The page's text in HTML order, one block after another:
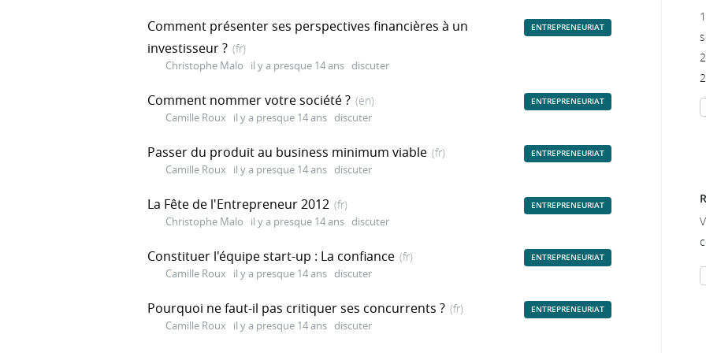
Comment présenter ses perspectives financières à un
investisseur ? (fr)
Christophe Malo il y a presque 14 ans discuter
ENTREPRENEURIAT
Comment nommer votre société ? (en)
Camille Roux il y a presque 14 ans discuter
ENTREPRENEURIAT
Passer du produit au business minimum viable (fr)
Camille Roux il y a presque 14 ans discuter
ENTREPRENEURIAT
La Fête de l'Entrepreneur 2012 (fr)
Christophe Malo il y a presque 14 ans discuter
ENTREPRENEURIAT
Constituer l'équipe start-up : La confiance (fr)
Camille Roux il y a presque 14 ans discuter
ENTREPRENEURIAT
Pourquoi ne faut-il pas critiquer ses concurrents ? (fr)
Camille Roux il y a presque 14 ans discuter
ENTREPRENEURIAT